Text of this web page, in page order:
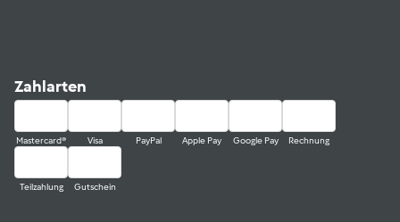
Zahlarten
Mastercard® Visa PayPal Apple Pay Google Pay Rechnung
Teilzahlung Gutschein